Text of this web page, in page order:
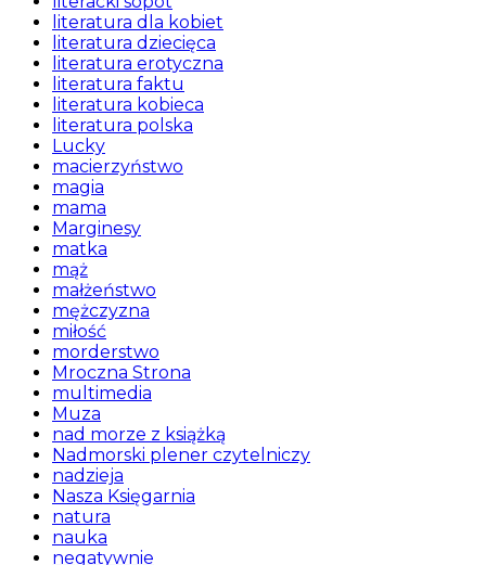
literatura dla kobiet
literatura dziecięca
literatura erotyczna
literatura faktu
literatura kobieca
literatura polska
Lucky
macierzyństwo
magia
mama
Marginesy
matka
mąż
małżeństwo
mężczyzna
miłość
morderstwo
Mroczna Strona
multimedia
Muza
nad morze z książką
Nadmorski plener czytelniczy
nadzieja
Nasza Księgarnia
natura
nauka
negatywnie